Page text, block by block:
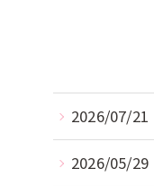
2026/07/21
2026/05/29